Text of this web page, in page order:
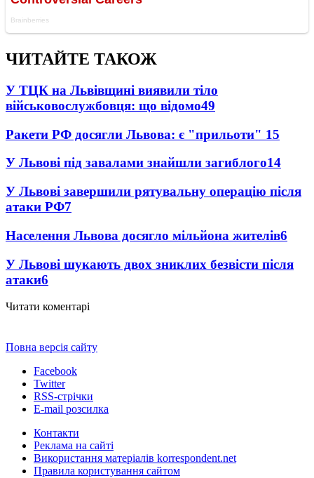
ЧИТАЙТЕ ТАКОЖ
У ТЦК на Львівщині виявили тіло
військовослужбовця: що відомо49
Ракети РФ досягли Львова: є "прильоти" 15
У Львові під завалами знайшли загиблого14
У Львові завершили рятувальну операцію після
атаки РФ7
Населення Львова досягло мільйона жителів6
У Львові шукають двох зниклих безвісти після
атаки6
Читати коментарі
Повна версія сайту
Facebook
Twitter
RSS-стрічки
E-mail розсилка
Контакти
Реклама на сайті
Використання матеріалів korrespondent.net
Правила користування сайтом